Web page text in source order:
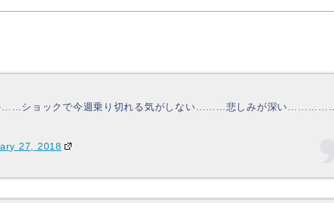
……ショックで今週乗り切れる気がしない………悲しみが深い……………
27, 2018